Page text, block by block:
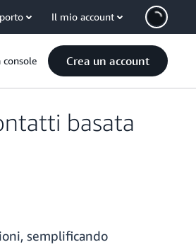
Il mio account
console Crea un account
basata
semplificando